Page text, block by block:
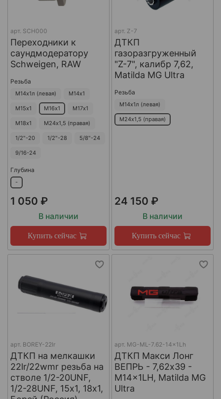
арт. SCH000
Переходники к
саундмодератору
Schweigen, RAW
Резьба
М14х1л (левая) М14х1
М15х1 М16х1 М17х1
М18х1 М24х1,5 (правая)
1/2"-20 1/2"-28 5/8"-24
9/16-24
Глубина
-
1 050 ₽
В наличии
Купить сейчас
арт. Z-7
ДТКП
газоразгруженный
"Z-7", калибр 7,62,
Matilda MG Ultra
Резьба
М14х1л (левая)
М24х1,5 (правая)
24 150 ₽
В наличии
Купить сейчас
арт. BOREY-22lr
ДТКП на мелкашки
22lr/22wmr резьба на
стволе 1/2-20UNF,
1/2-28UNF, 15х1, 18х1,
арт. MG-ML-7.62-14x1Lh
ДТКП Макси Лонг
ВЕПРЬ - 7,62x39 -
M14x1LH, Matilda MG
Ultra